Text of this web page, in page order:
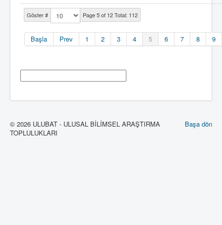
Göster # Page 5 of 12 Total: 112
Başla Prev 1 2 3 4 5 6 7 8 9
Başa dön
© 2026 ULUBAT - ULUSAL BİLİMSEL ARAŞTIRMA
TOPLULUKLARI